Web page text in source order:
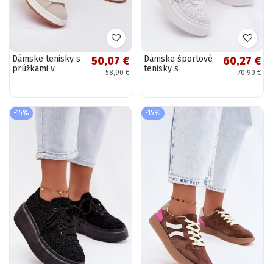
Dámske tenisky s
prúžkami v
50,07 €
58,90 €
Dámske športové
tenisky s
60,27 €
70,90 €
-15% -15%